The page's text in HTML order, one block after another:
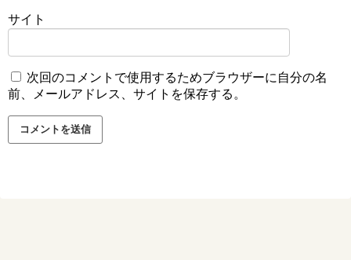
サイト
次回のコメントで使用するためブラウザーに自分の名
前、メールアドレス、サイトを保存する。